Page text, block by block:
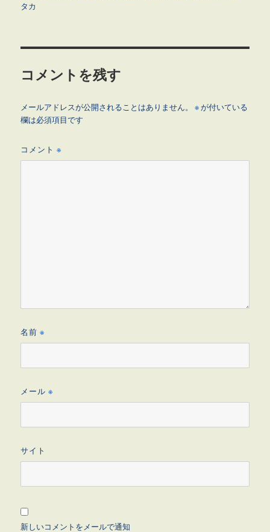
タカ
コメントを残す
メールアドレスが公開されることはありません。 ※が付いている
欄は必須項目です
コメント※
名前※
メール※
サイト
新しいコメントをメールで通知